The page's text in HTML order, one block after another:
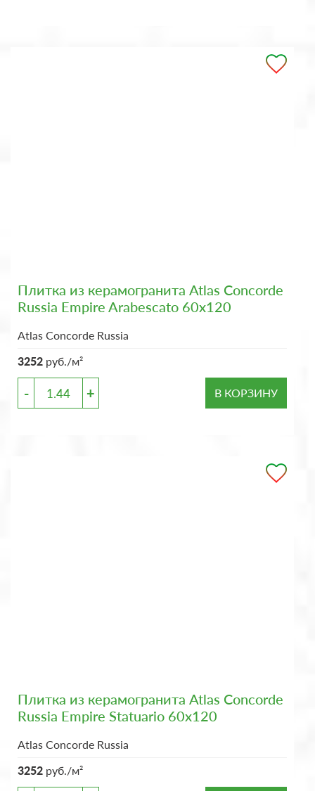
Плитка из керамогранита Atlas Concorde
Russia Empire Arabescato 60x120
Atlas Concorde Russia
3252 руб./м²
- + В КОРЗИНУ
Плитка из керамогранита Atlas Concorde
Russia Empire Statuario 60x120
Atlas Concorde Russia
3252 руб./м²